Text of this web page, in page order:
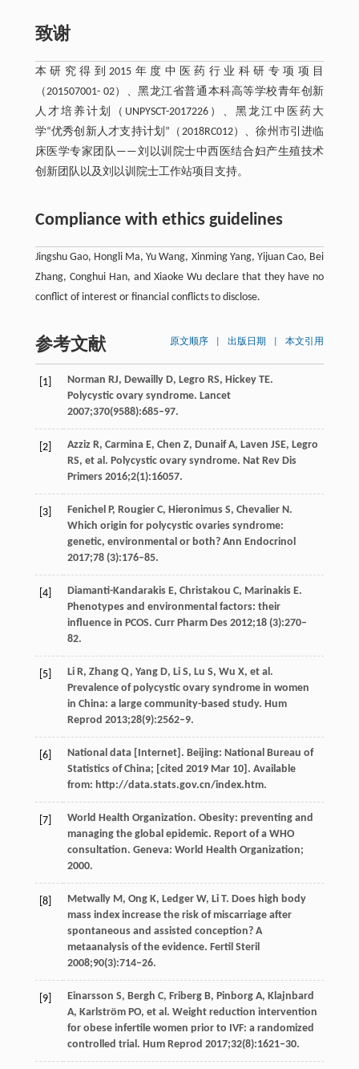
致谢
本研究得到2015年度中医药行业科研专项项目
（201507001- 02）、黑龙江省普通本科高等学校青年创新
人才培养计划（UNPYSCT-2017226）、黑龙江中医药大
学“优秀创新人才支持计划”（2018RC012）、徐州市引进临
床医学专家团队——刘以训院士中西医结合妇产生殖技术
创新团队以及刘以训院士工作站项目支持。
Compliance with ethics guidelines
Jingshu Gao, Hongli Ma, Yu Wang, Xinming Yang, Yijuan Cao, Bei
Zhang, Conghui Han, and Xiaoke Wu declare that they have no
conflict of interest or financial conflicts to disclose.
参考文献 原文顺序 出版日期 本文引用
[1]
Norman RJ, Dewailly D, Legro RS, Hickey TE.
Polycystic ovary syndrome. Lancet
2007;370(9588):685–97.
[2]
Azziz R, Carmina E, Chen Z, Dunaif A, Laven JSE, Legro
RS, et al. Polycystic ovary syndrome. Nat Rev Dis
Primers 2016;2(1):16057.
[3]
Fenichel P, Rougier C, Hieronimus S, Chevalier N.
Which origin for polycystic ovaries syndrome:
genetic, environmental or both? Ann Endocrinol
2017;78 (3):176–85.
[4]
Diamanti-Kandarakis E, Christakou C, Marinakis E.
Phenotypes and environmental factors: their
influence in PCOS. Curr Pharm Des 2012;18 (3):270–
82.
[5]
Li R, Zhang Q, Yang D, Li S, Lu S, Wu X, et al.
Prevalence of polycystic ovary syndrome in women
in China: a large community-based study. Hum
Reprod 2013;28(9):2562–9.
[6]
National data [Internet]. Beijing: National Bureau of
Statistics of China; [cited 2019 Mar 10]. Available
from: http://data.stats.gov.cn/index.htm.
[7]
World Health Organization. Obesity: preventing and
managing the global epidemic. Report of a WHO
consultation. Geneva: World Health Organization;
2000.
[8]
Metwally M, Ong K, Ledger W, Li T. Does high body
mass index increase the risk of miscarriage after
spontaneous and assisted conception? A
metaanalysis of the evidence. Fertil Steril
2008;90(3):714–26.
[9]
Einarsson S, Bergh C, Friberg B, Pinborg A, Klajnbard
A, Karlström PO, et al. Weight reduction intervention
for obese infertile women prior to IVF: a randomized
controlled trial. Hum Reprod 2017;32(8):1621–30.